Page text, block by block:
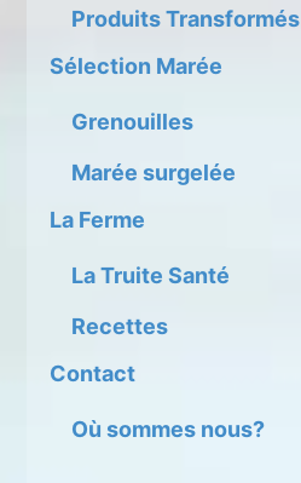
Produits Transformés
Sélection Marée
Grenouilles
Marée surgelée
La Ferme
La Truite Santé
Recettes
Contact
Où sommes nous?